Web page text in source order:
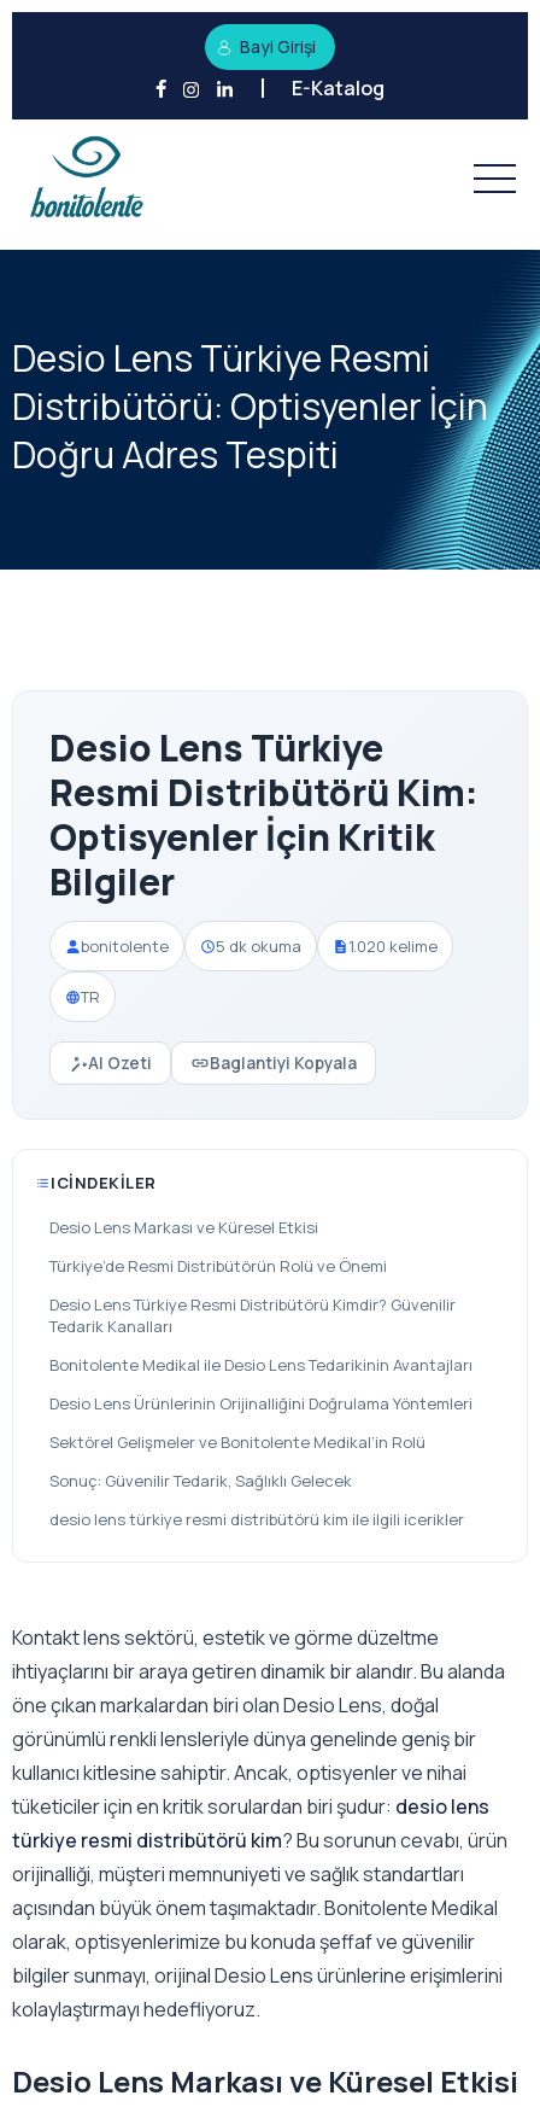
Bayi Girişi
E-Katalog
Desio Lens Türkiye Resmi
Distribütörü: Optisyenler İçin
Doğru Adres Tespiti
Desio Lens Türkiye
Resmi Distribütörü Kim:
Optisyenler İçin Kritik
Bilgiler
bonitolente 5 dk okuma 1.020 kelime
TR
AI Ozeti Baglantiyi Kopyala
ICINDEKILER
Desio Lens Markası ve Küresel Etkisi
Türkiye’de Resmi Distribütörün Rolü ve Önemi
Desio Lens Türkiye Resmi Distribütörü Kimdir? Güvenilir
Tedarik Kanalları
Bonitolente Medikal ile Desio Lens Tedarikinin Avantajları
Desio Lens Ürünlerinin Orijinalliğini Doğrulama Yöntemleri
Sektörel Gelişmeler ve Bonitolente Medikal’in Rolü
Sonuç: Güvenilir Tedarik, Sağlıklı Gelecek
desio lens türkiye resmi distribütörü kim ile ilgili icerikler
Kontakt lens sektörü, estetik ve görme düzeltme
ihtiyaçlarını bir araya getiren dinamik bir alandır. Bu alanda
öne çıkan markalardan biri olan Desio Lens, doğal
görünümlü renkli lensleriyle dünya genelinde geniş bir
kullanıcı kitlesine sahiptir. Ancak, optisyenler ve nihai
tüketiciler için en kritik sorulardan biri şudur: desio lens
türkiye resmi distribütörü kim? Bu sorunun cevabı, ürün
orijinalliği, müşteri memnuniyeti ve sağlık standartları
açısından büyük önem taşımaktadır. Bonitolente Medikal
olarak, optisyenlerimize bu konuda şeffaf ve güvenilir
bilgiler sunmayı, orijinal Desio Lens ürünlerine erişimlerini
kolaylaştırmayı hedefliyoruz.
Desio Lens Markası ve Küresel Etkisi